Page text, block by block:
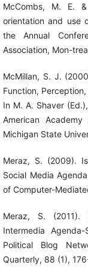
McCombs, M. E.
orientation and use
the Annual
Association, Mon-
McMillan, S. J.
Function,
In M. A. Shaver
American
Michigan State
Meraz, S. (2009).
Social Media
of Computer-
Meraz, S. (2011).
Intermedia
Political Blog
Quarterly, 88 (1),